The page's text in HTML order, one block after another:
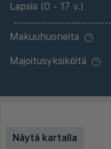
Lapsia (0 - 17 v.)
Makuuhuoneita
Majoitusyksiköitä
Näytä kartalla